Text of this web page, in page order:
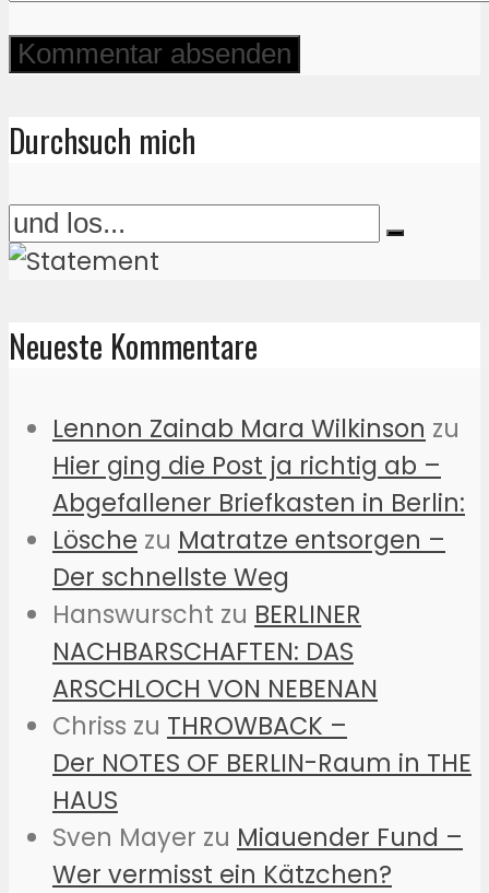
Durchsuch mich
Neueste Kommentare
Lennon Zainab Mara Wilkinson zu
Hier ging die Post ja richtig ab –
Abgefallener Briefkasten in Berlin:
Lösche zu Matratze entsorgen –
Der schnellste Weg
Hanswurscht zu BERLINER
NACHBARSCHAFTEN: DAS
ARSCHLOCH VON NEBENAN
Chriss zu THROWBACK –
Der NOTES OF BERLIN-Raum in THE
HAUS
Sven Mayer zu Miauender Fund –
Wer vermisst ein Kätzchen?